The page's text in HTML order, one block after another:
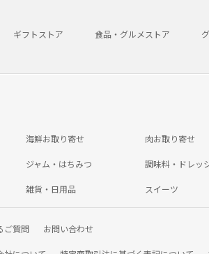
ギフトストア 食品・グルメストア
海鮮お取り寄せ 肉お取り寄せ
ジャム・はちみつ 調味料・ドレッ
雑貨・日用品 スイーツ
ご質問 お問い合わせ